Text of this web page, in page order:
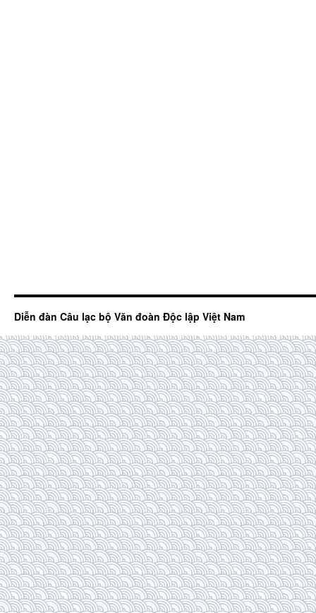
Diễn đàn Câu lạc bộ Văn đoàn Độc lập Việt Nam